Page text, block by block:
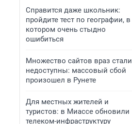
Справится даже школьник:
пройдите тест по географии, в
котором очень стыдно
ошибиться
Множество сайтов враз стали
недоступны: массовый сбой
произошел в Рунете
Для местных жителей и
туристов: в Миассе обновили
телеком-инфраструктуру